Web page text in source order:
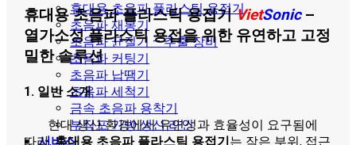
휴대용 초음파 플라스틱 용접기
초음파 재봉기
초음파 균질기 – 추출 장비
초음파 커팅기
초음파 납땜기
초음파 세척기
금속 초음파 용착기
부직포 가방 생산 라인
서비스
휴대용 초음파 플라스틱 용접기VietSonic–
열가소성 플라스틱 용접을 위한 유연하고 고정
밀한 솔루션
1. 일반 소개
현대 생산 환경에서 유연성과 효율성이 요구됨에
따라,휴대용 초음파 플라스틱 용접기는 작은 부위, 접근